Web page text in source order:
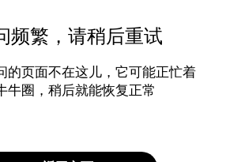
频繁，请稍后重试
的页面不在这儿，它可能正忙着
牛圈，稍后就能恢复正常